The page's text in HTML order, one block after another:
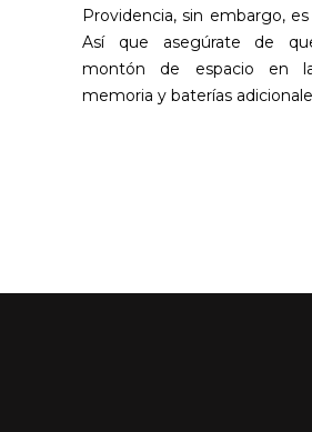
Providencia, sin embargo,
Así que asegúrate de
montón de espacio en
memoria y baterías